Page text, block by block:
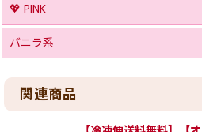
💖 PINK
バニラ系
関連商品